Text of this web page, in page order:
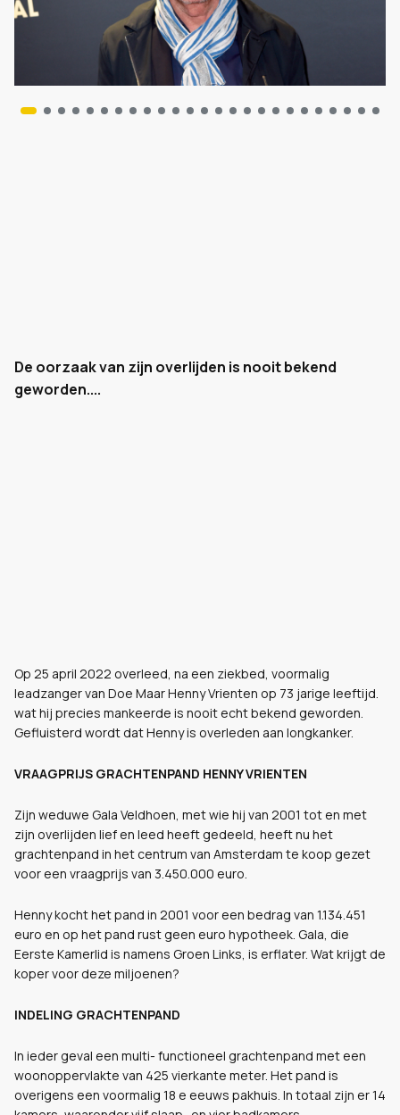
De oorzaak van zijn overlijden is nooit bekend
geworden....
Op 25 april 2022 overleed, na een ziekbed, voormalig
leadzanger van Doe Maar Henny Vrienten op 73 jarige leeftijd.
wat hij precies mankeerde is nooit echt bekend geworden.
Gefluisterd wordt dat Henny is overleden aan longkanker.
VRAAGPRIJS GRACHTENPAND HENNY VRIENTEN
Zijn weduwe Gala Veldhoen, met wie hij van 2001 tot en met
zijn overlijden lief en leed heeft gedeeld, heeft nu het
grachtenpand in het centrum van Amsterdam te koop gezet
voor een vraagprijs van 3.450.000 euro.
Henny kocht het pand in 2001 voor een bedrag van 1.134.451
euro en op het pand rust geen euro hypotheek. Gala, die
Eerste Kamerlid is namens Groen Links, is erflater. Wat krijgt de
koper voor deze miljoenen?
INDELING GRACHTENPAND
In ieder geval een multi- functioneel grachtenpand met een
woonoppervlakte van 425 vierkante meter. Het pand is
overigens een voormalig 18 e eeuws pakhuis. In totaal zijn er 14